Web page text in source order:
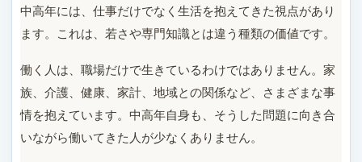
中高年には、仕事だけでなく生活を抱えてきた視点があり
ます。これは、若さや専門知識とは違う種類の価値です。
働く人は、職場だけで生きているわけではありません。家
族、介護、健康、家計、地域との関係など、さまざまな事
情を抱えています。中高年自身も、そうした問題に向き合
いながら働いてきた人が少なくありません。